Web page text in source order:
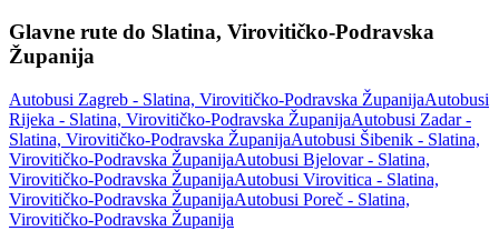
Glavne rute do Slatina, Virovitičko-Podravska
Županija
Autobusi Zagreb - Slatina, Virovitičko-Podravska ŽupanijaAutobusi
Rijeka - Slatina, Virovitičko-Podravska ŽupanijaAutobusi Zadar -
Slatina, Virovitičko-Podravska ŽupanijaAutobusi Šibenik - Slatina,
Virovitičko-Podravska ŽupanijaAutobusi Bjelovar - Slatina,
Virovitičko-Podravska ŽupanijaAutobusi Virovitica - Slatina,
Virovitičko-Podravska ŽupanijaAutobusi Poreč - Slatina,
Virovitičko-Podravska Županija